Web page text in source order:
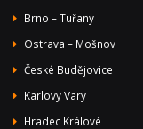
Brno – Tuřany
Ostrava – Mošnov
České Budějovice
Karlovy Vary
Hradec Králové